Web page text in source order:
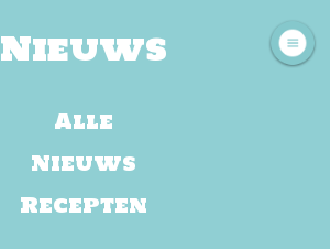
Nieuws
Alle
Nieuws
Recepten